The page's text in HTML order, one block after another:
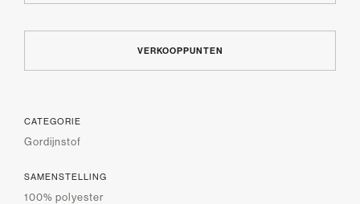
VERKOOPPUNTEN
CATEGORIE
Gordijnstof
SAMENSTELLING
100% polyester